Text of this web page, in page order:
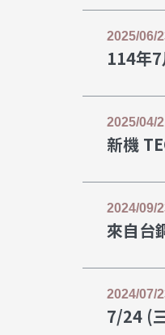
2025/06/
114年
2025/04/
新機
2024/09/
來自台
2024/07/
7/24 (